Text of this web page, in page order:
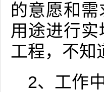
的意愿和
用途进行
工程，不知
2、工作